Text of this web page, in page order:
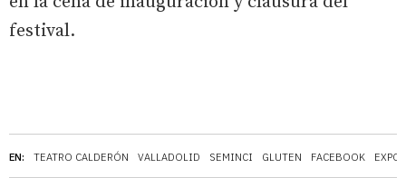
EN: TEATRO CALDERÓN VALLADOLID SEMINCI GLUTEN FACEBOOK
festival.